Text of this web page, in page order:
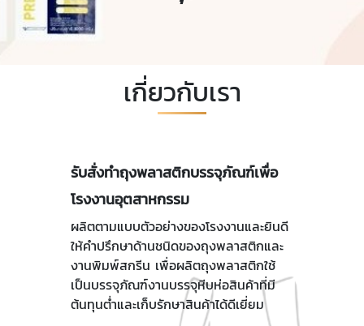
เกี่ยวกับเรา
รับสั่งทำถุงพลาสติกบรรจุภัณฑ์เพื่อ
โรงงานอุตสาหกรรม
ผลิตตามแบบตัวอย่างของโรงงานและยินดี
ให้คำปรึกษาด้านชนิดของถุงพลาสติกและ
งานพิมพ์สกรีน เพื่อผลิตถุงพลาสติกใช้
เป็นบรรจุภัณฑ์งานบรรจุหีบห่อสินค้าที่มี
ต้นทุนต่ำและเก็บรักษาสินค้าได้ดีเยี่ยม